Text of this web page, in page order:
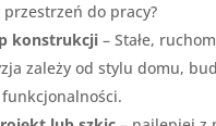
do pracy?
konstrukcji– Stałe,
zależy od stylu domu,